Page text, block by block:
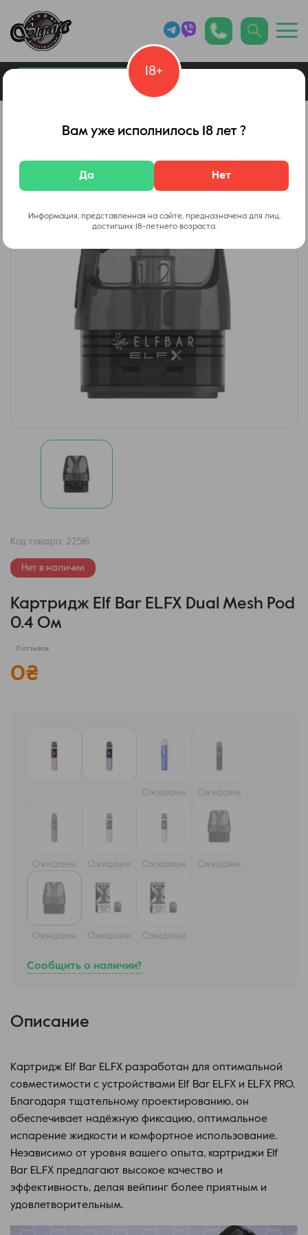
Каталог товаров
Код товара: 22516
Нет в наличии
Картридж Elf Bar ELFX Dual Mesh Pod
0.4 Ом
0 отзывов
0₴
Ожидаем Ожидаем
Ожидаем Ожидаем Ожидаем Ожидаем
Ожидаем Ожидаем Ожидаем
Сообщить о наличии?
Описание
Картридж Elf Bar ELFX разработан для оптимальной
совместимости с устройствами Elf Bar ELFX и ELFX PRO.
Благодаря тщательному проектированию, он
обеспечивает надёжную фиксацию, оптимальное
испарение жидкости и комфортное использование.
Независимо от уровня вашего опыта, картриджи Elf
Bar ELFX предлагают высокое качество и
эффективность, делая вейпинг более приятным и
удовлетворительным.
18+
Вам уже исполнилось 18 лет ?
Да Нет
Информация, представленная на сайте, предназначена для лиц,
достигших 18-летнего возраста.